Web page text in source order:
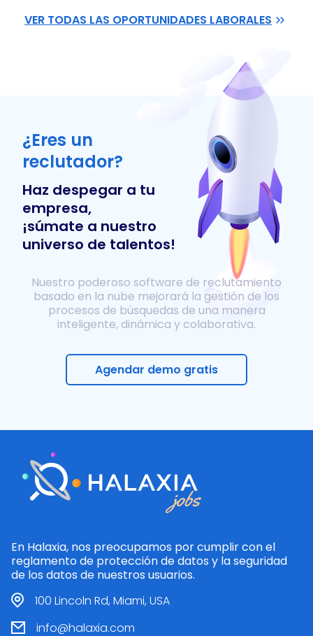
VER TODAS LAS OPORTUNIDADES LABORALES
¿Eres un
reclutador?
Haz despegar a tu
empresa,
¡súmate a nuestro
universo de talentos!
Nuestro poderoso software de reclutamiento
basado en la nube mejorará la gestión de los
procesos de búsquedas de una manera
inteligente, dinámica y colaborativa.
Agendar demo gratis
En Halaxia, nos preocupamos por cumplir con el
reglamento de protección de datos y la seguridad
de los datos de nuestros usuarios.
100 Lincoln Rd, Miami, USA
info@halaxia.com